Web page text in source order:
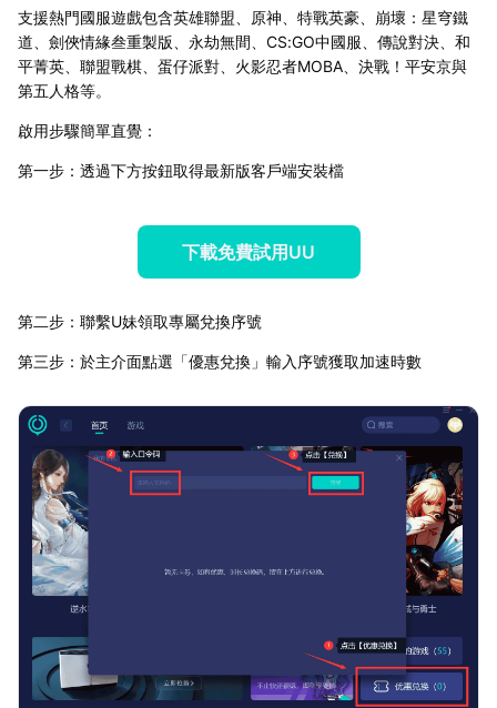
支援熱門國服遊戲包含英雄聯盟、原神、特戰英豪、崩壞：星穹鐵
道、劍俠情緣叁重製版、永劫無間、CS:GO中國服、傳說對決、和
平菁英、聯盟戰棋、蛋仔派對、火影忍者MOBA、決戰！平安京與
第五人格等。
啟用步驟簡單直覺：
第一步：透過下方按鈕取得最新版客戶端安裝檔
下載免費試用UU
第二步：聯繫U妹領取專屬兌換序號
第三步：於主介面點選「優惠兌換」輸入序號獲取加速時數